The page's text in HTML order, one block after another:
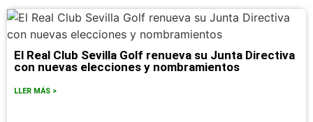
El Real Club Sevilla Golf renueva su Junta Directiva
con nuevas elecciones y nombramientos
LLER MÁS >